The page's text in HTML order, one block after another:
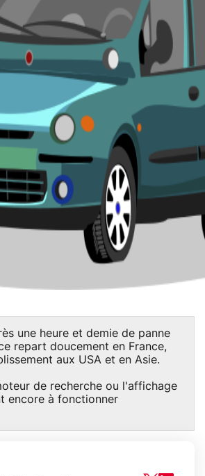
une heure et demie de panne
repart doucement en France,
aux USA et en Asie.
de recherche ou l'affichage
encore à fonctionner